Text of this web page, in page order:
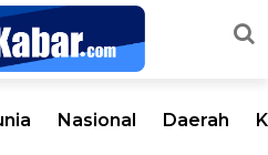
Nasional Daerah